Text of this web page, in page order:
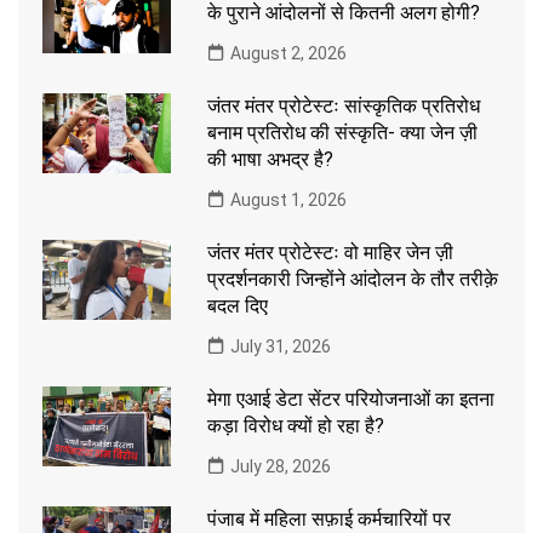
के पुराने आंदोलनों से कितनी अलग होगी?
August 2, 2026
जंतर मंतर प्रोटेस्टः सांस्कृतिक प्रतिरोध
बनाम प्रतिरोध की संस्कृति- क्या जेन ज़ी
की भाषा अभद्र है?
August 1, 2026
जंतर मंतर प्रोटेस्टः वो माहिर जेन ज़ी
प्रदर्शनकारी जिन्होंने आंदोलन के तौर तरीक़े
बदल दिए
July 31, 2026
मेगा एआई डेटा सेंटर परियोजनाओं का इतना
कड़ा विरोध क्यों हो रहा है?
July 28, 2026
पंजाब में महिला सफ़ाई कर्मचारियों पर